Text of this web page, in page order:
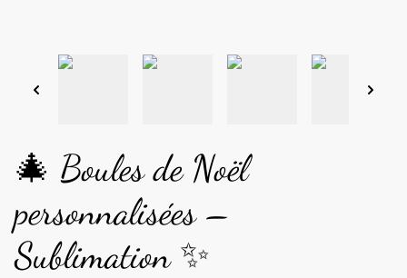
🎄 Boules de Noël
personnalisées –
Sublimation ✨